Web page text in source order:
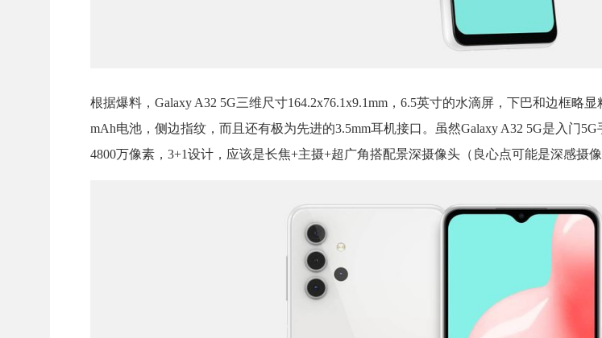
根据爆料，Galaxy A32 5G三维尺寸164.2x76.1x9.1mm，6.5英寸的水滴屏，下巴和边框略
mAh电池，侧边指纹，而且还有极为先进的3.5mm耳机接口。虽然Galaxy A32 5G是入门
4800万像素，3+1设计，应该是长焦+主摄+超广角搭配景深摄像头（良心点可能是深感摄像